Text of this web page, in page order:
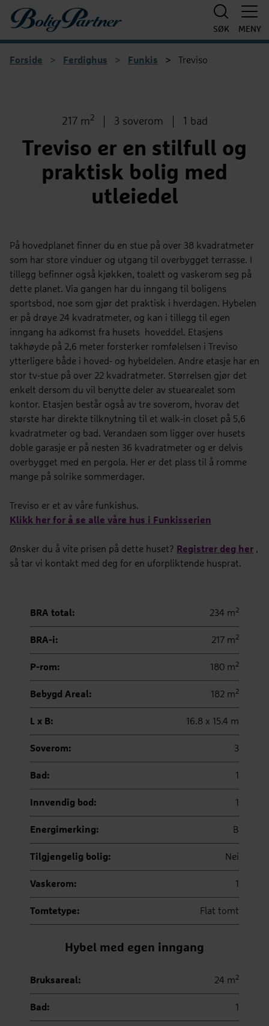
Boligpartner
SØK MENY
Forside > Ferdighus > Funkis > Treviso
Bruksareal
217 m2 Antall soverom
3 soverom Antall bad
1 bad
Treviso er en stilfull og
praktisk bolig med
utleiedel
På hovedplanet finner du en stue på over 38 kvadratmeter
som har store vinduer og utgang til overbygget terrasse. I
tillegg befinner også kjøkken, toalett og vaskerom seg på
dette planet. Via gangen har du inngang til boligens
sportsbod, noe som gjør det praktisk i hverdagen. Hybelen
er på drøye 24 kvadratmeter, og kan i tillegg til egen
inngang ha adkomst fra husets hoveddel. Etasjens
takhøyde på 2,6 meter forsterker romfølelsen i Treviso
ytterligere både i hoved- og hybeldelen. Andre etasje har en
stor tv-stue på over 22 kvadratmeter. Størrelsen gjør det
enkelt dersom du vil benytte deler av stuearealet som
kontor. Etasjen består også av tre soverom, hvorav det
største har direkte tilknytning til et walk-in closet på 5,6
kvadratmeter og bad. Verandaen som ligger over husets
doble garasje er på nesten 36 kvadratmeter og er delvis
overbygget med en pergola. Her er det plass til å romme
mange på solrike sommerdager.
Treviso er et av våre funkishus.
Klikk her for å se alle våre hus i Funkisserien
Ønsker du å vite prisen på dette huset? Registrer deg her ,
så tar vi kontakt med deg for en uforpliktende husprat.
BRA total: 234 m2
BRA-i: 217 m2
P-rom: 180 m2
Bebygd Areal: 182 m2
L x B: 16.8 x 15.4 m
Soverom: 3
Bad: 1
Innvendig bod: 1
Energimerking: B
Tilgjengelig bolig: Nei
Vaskerom: 1
Tomtetype: Flat tomt
Hybel med egen inngang
Bruksareal: 24 m2
Bad: 1